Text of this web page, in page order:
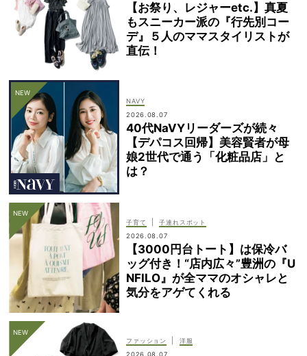
【お祭り、レジャーetc.】真夏
もスニーカー派の『行先別コー
デ』５人のママスタイリストが
直伝！
NAVY
2026.08.07
40代NaVYリーダーズが続々
【デパコス回帰】美容賢者が母
娘2世代で通う「化粧品店」と
は？
子育て
子連れスポット
2026.08.07
【3000円台トート】は保冷バ
ッグ付き！“店内広々”豊洲の『U
NFILO』が全ママのオシャレと
気分をアゲてくれる
ファッション
洋服
2026.08.07